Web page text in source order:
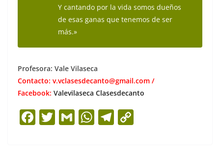
Y cantando por la vida somos dueños
de esas ganas que tenemos de ser
más.»
Profesora: Vale Vilaseca
Contacto: v.vclasesdecanto@gmail.com /
Facebook: Valevilaseca Clasesdecanto
F T G W T